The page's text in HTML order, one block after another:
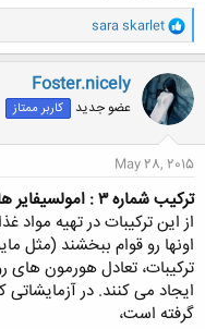
و
ا
ک
ن
ش
ه
ا
sara skarlet
Foster.nicely
عضو جدید کاربر ممتاز
May 28, 2015
ترکیب شماره ۳ : امولسیفایر ها
از این ترکیبات در تهیه
اونها رو قوام ببخشند (مثل
ترکیبات، تعادل هورمون های
ایجاد می کنند. در
گرفته است،